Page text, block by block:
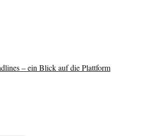
– ein Blick auf die Plattform